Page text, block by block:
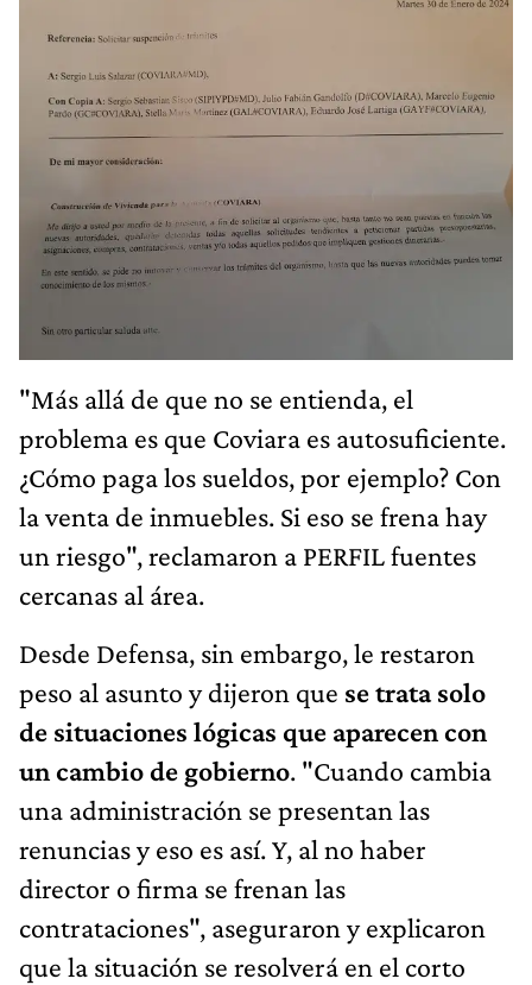
"Más allá de que no se entienda, el
problema es que Coviara es autosuficiente.
¿Cómo paga los sueldos, por ejemplo? Con
la venta de inmuebles. Si eso se frena hay
un riesgo", reclamaron a PERFIL fuentes
cercanas al área.
Desde Defensa, sin embargo, le restaron
peso al asunto y dijeron que se trata solo
de situaciones lógicas que aparecen con
un cambio de gobierno. "Cuando cambia
una administración se presentan las
renuncias y eso es así. Y, al no haber
director o firma se frenan las
contrataciones", aseguraron y explicaron
que la situación se resolverá en el corto